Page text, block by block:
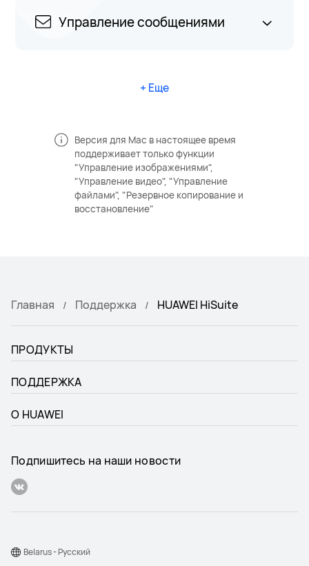
Управление сообщениями
+ Еще
Версия для Maс в настоящее время
поддерживает только функции
"Управление изображениями",
"Управление видео", "Управление
файлами", "Резервное копирование и
восстановление"
Главная Поддержка HUAWEI HiSuite
ПРОДУКТЫ
ПОДДЕРЖКА
О HUAWEI
Подпишитесь на наши новости
Belarus - Pусский